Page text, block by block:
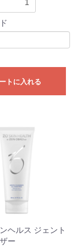
トに入れる
ヘルス ジェント
ー